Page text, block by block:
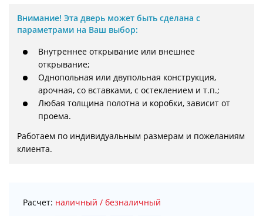
Внимание! Эта дверь может быть сделана с
параметрами на Ваш выбор:
Внутреннее открывание или внешнее
открывание;
Однопольная или двупольная конструкция,
арочная, со вставками, с остеклением и т.п.;
Любая толщина полотна и коробки, зависит от
проема.
Работаем по индивидуальным размерам и пожеланиям
клиента.
Расчет: наличный / безналичный